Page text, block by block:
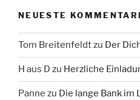
NEUESTE
Tom Breitenfeldtzu Der
H aus D zu Herzliche
Panne zu Die lange Bank im